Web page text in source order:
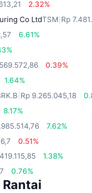
2.32%
Co LtdTSM Rp
6.61%
0.39%
1.64%
Rp 9.265.045,18
8.17%
7.62%
0.51%
1.38%
0.76%